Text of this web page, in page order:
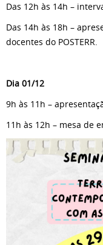
Das 12h às 14h –
Das 14h às 18h –
docentes do POSTERR.
Dia 01/12
9h às 11h –
11h às 12h – mesa de